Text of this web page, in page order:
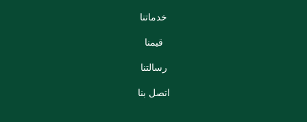
خدماتنا
قيمنا
رسالتنا
اتصل بنا